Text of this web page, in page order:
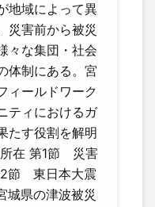
地域によって異
災害前から被災
々な集団・社会
体制にある。宮
ィールドワーク
ティにおけるガ
たす役割を解明
在 第1節 災害
2節 東日本大震
県の津波被災